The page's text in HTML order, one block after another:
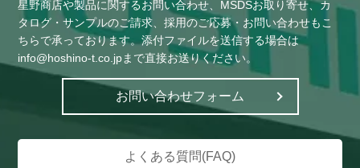
星野商店や製品に関するお問い合わせ、MSDSお取り寄せ、カ
タログ・サンプルのご請求、採用のご応募・お問い合わせもこ
ちらで承っております。添付ファイルを送信する場合は
info@hoshino-t.co.jpまで直接お送りください。
お問い合わせフォーム
よくある質問(FAQ)